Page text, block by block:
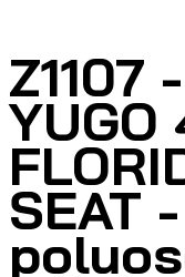
Z1107
SEAT